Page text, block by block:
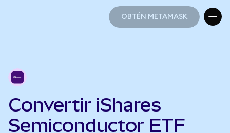
OBTÉN METAMASK
Convertir iShares
Semiconductor ETF